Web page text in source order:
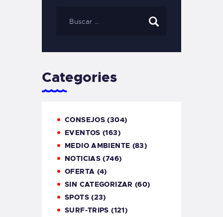
Categories
CONSEJOS (304)
EVENTOS (163)
MEDIO AMBIENTE (83)
NOTICIAS (746)
OFERTA (4)
SIN CATEGORIZAR (60)
SPOTS(23)
SURF-TRIPS (121)